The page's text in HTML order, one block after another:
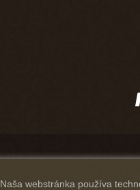
Naša webstránka používa